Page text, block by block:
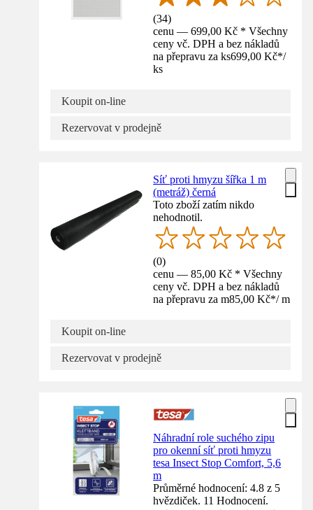
(34)
cenu — 699,00 Kč * Všechny
ceny vč. DPH a bez nákladů
na přepravu za ks699,00 Kč*/
ks
Koupit on-line
Rezervovat v prodejně
Síť proti hmyzu šířka 1 m
(metráž) černá
Toto zboží zatím nikdo
nehodnotil.
(0)
cenu — 85,00 Kč * Všechny
ceny vč. DPH a bez nákladů
na přepravu za m85,00 Kč*/ m
Koupit on-line
Rezervovat v prodejně
Náhradní role suchého zipu
pro okenní síť proti hmyzu
tesa Insect Stop Comfort, 5,6
m
Průměrné hodnocení: 4.8 z 5
hvězdiček. 11 Hodnocení.